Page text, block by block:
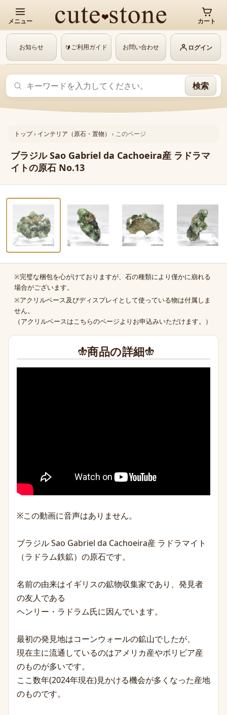
メニュー カート
お知らせ 🔰ご利用ガイド お問い合わせ ログイン
検索
トップ› インテリア（原石・置物） › このページ
ブラジル Sao Gabriel da Cachoeira産 ラドラマ
イトの原石 No.13
‹
1 / 6
動画あり
商品の補足
※完璧な梱包を心がけておりますが、石の種類により僅かに崩れる
場合がございます。
※アクリルベース及びディスプレイとして使っている物は付属しま
せん。
（アクリルベースはこちらのページより お申込みいただけます。）
商品の詳細
※この動画に音声はありません。
ブラジル Sao Gabriel da Cachoeira産 ラドラマイト
（ラドラム鉄鉱）の原石です。
名前の由来はイギリスの鉱物収集家であり、発見者
の友人である
ヘンリー・ラドラム氏に因んでいます。
最初の発見地はコーンウォールの鉱山でしたが、
現在主に流通しているのはアメリカ産やボリビア産
のものが多いです。
ここ数年(2024年現在)見かける機会が多くなった産地
のものです。